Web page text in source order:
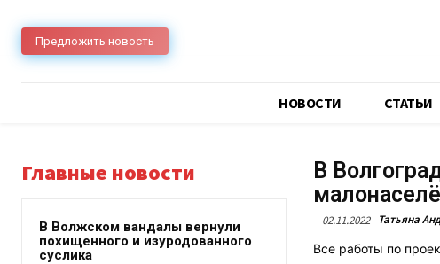
Предложить новость
НОВОСТИ CТАТЬИ
Главные новости
В Волжском вандалы вернули
похищенного и изуродованного
суслика
В
02.11.2022 Татьяна
Все работы по